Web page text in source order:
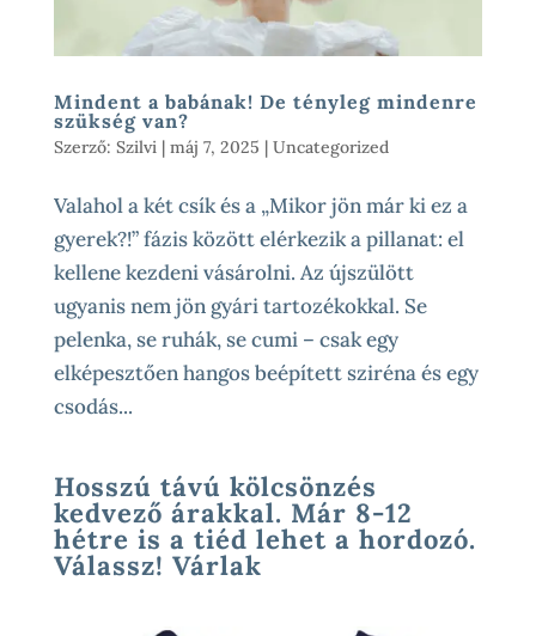
Mindent a babának! De tényleg mindenre
szükség van?
Szerző: Szilvi| máj 7, 2025 | Uncategorized
Valahol a két csík és a „Mikor jön már ki ez a
gyerek?!” fázis között elérkezik a pillanat: el
kellene kezdeni vásárolni. Az újszülött
ugyanis nem jön gyári tartozékokkal. Se
pelenka, se ruhák, se cumi – csak egy
elképesztően hangos beépített sziréna és egy
csodás...
Hosszú távú kölcsönzés
kedvező árakkal. Már 8-12
hétre is a tiéd lehet a hordozó.
Válassz! Várlak